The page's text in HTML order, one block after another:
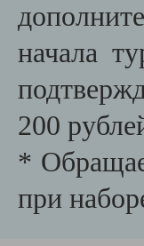
начала
200
*
при